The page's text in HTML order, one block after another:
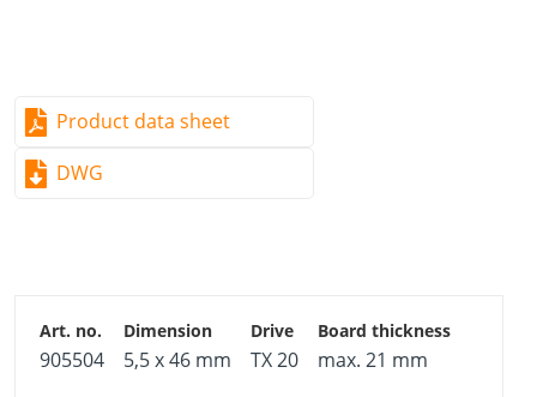
screw steels” (p. 53 in Deck construction and
landscaping catalog ), as not all timber types should be
installed with hardened stainless-steel screws.
Product data sheet
DWG
905504 5,5 x 46 mm TX 20 max. 21 mm